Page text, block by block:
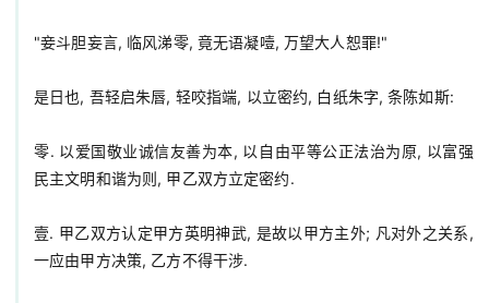
"妾斗胆妄言, 临风涕零, 竟无语凝噎, 万望大人恕罪!"
是日也, 吾轻启朱唇, 轻咬指端, 以立密约, 白纸朱字, 条陈如斯:
零. 以爱国敬业诚信友善为本, 以自由平等公正法治为原, 以富强
民主文明和谐为则, 甲乙双方立定密约.
壹. 甲乙双方认定甲方英明神武, 是故以甲方主外; 凡对外之关系,
一应由甲方决策, 乙方不得干涉.